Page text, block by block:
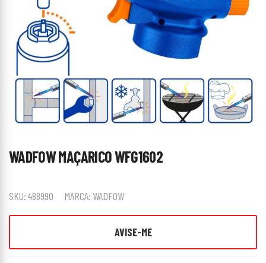
WADFOW MAÇARICO WFG1602
SKU:488990 MARCA: WADFOW
AVISE-ME